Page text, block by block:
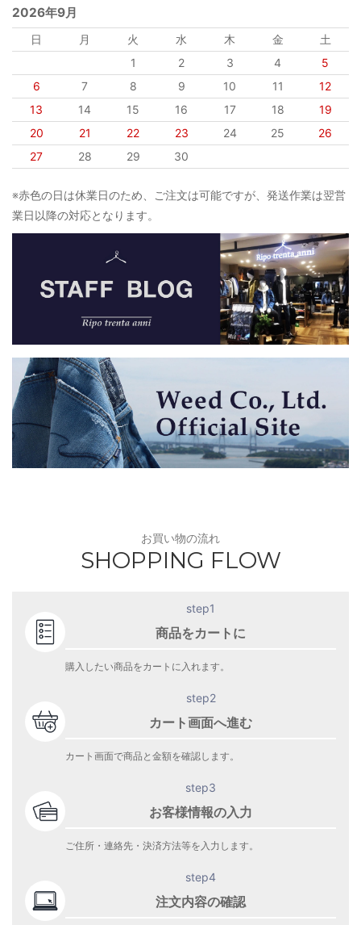
2026年9月
日 月 火 水 木 金
土
1
2 3 4
5
6
7 8 9 10 11
12
13
14 15 16 17 18
19
20
21 22 23 24 25
26
27
28 29 30
※赤色の日は休業日のため、ご注文は可能ですが、発送作業は翌営
業日以降の対応となります。
お買い物の流れ
SHOPPING FLOW
step1
商品をカートに
購入したい商品をカートに入れます。
step2
カート画面へ進む
カート画面で商品と金額を確認します。
step3
お客様情報の入力
ご住所・連絡先・決済方法等を入力します。
step4
注文内容の確認